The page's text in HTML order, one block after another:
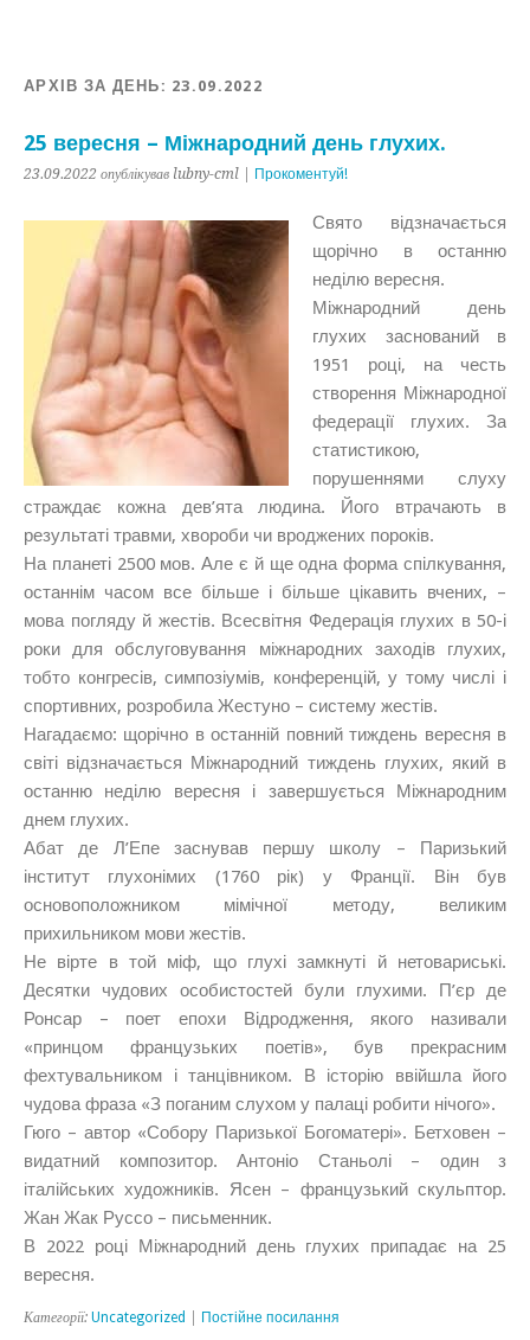
АРХІВ ЗА ДЕНЬ: 23.09.2022
25 вересня – Міжнародний день глухих.
23.09.2022 опублікував lubny-cml | Прокоментуй!
Свято відзначається
щорічно в останню
неділю вересня.
Міжнародний день
глухих заснований в
1951 році, на честь
створення Міжнародної
федерації глухих. За
статистикою,
порушеннями слуху
страждає кожна дев’ята людина. Його втрачають в
результаті травми, хвороби чи вроджених пороків.
На планеті 2500 мов. Але є й ще одна форма спілкування,
останнім часом все більше і більше цікавить вчених, –
мова погляду й жестів. Всесвітня Федерація глухих в 50-і
роки для обслуговування міжнародних заходів глухих,
тобто конгресів, симпозіумів, конференцій, у тому числі і
спортивних, розробила Жестуно – систему жестів.
Нагадаємо: щорічно в останній повний тиждень вересня в
світі відзначається Міжнародний тиждень глухих, який в
останню неділю вересня і завершується Міжнародним
днем глухих.
Абат де Л’Епе заснував першу школу – Паризький
інститут глухонімих (1760 рік) у Франції. Він був
основоположником мімічної методу, великим
прихильником мови жестів.
Не вірте в той міф, що глухі замкнуті й нетовариські.
Десятки чудових особистостей були глухими. П’єр де
Ронсар – поет епохи Відродження, якого називали
«принцом французьких поетів», був прекрасним
фехтувальником і танцівником. В історію ввійшла його
чудова фраза «З поганим слухом у палаці робити нічого».
Гюго – автор «Собору Паризької Богоматері». Бетховен –
видатний композитор. Антоніо Станьолі – один з
італійських художників. Ясен – французький скульптор.
Жан Жак Руссо – письменник.
В 2022 році Міжнародний день глухих припадає на 25
вересня.
Категорії: Uncategorized Постійне посилання